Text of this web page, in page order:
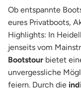
Ob entspannte
eures Privatboots,
Highlights: In
jenseits vom
Bootstour bietet
unvergessliche
feiern. Durch die